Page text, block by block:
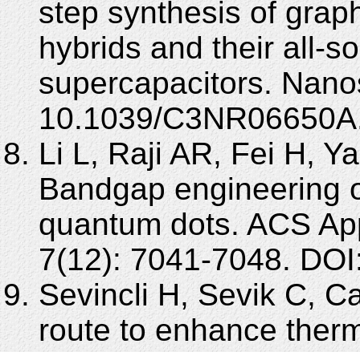
step synthesis of
hybrids and their all-
supercapacitors.
10.1039/
Li L, Raji AR, Fei H,
Bandgap engineering
quantum dots. ACS
7(12): 7041-7048.
Sevincli H, Sevik C,
route to enhance